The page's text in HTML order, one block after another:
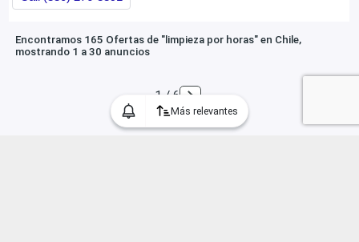
Más relevantes
Encontramos 165 Ofertas de "limpieza por horas" en Chile,
mostrando 1 a 30 anuncios
1 / 6